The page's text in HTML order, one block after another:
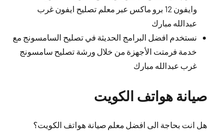
وايفون 12 برو ماكس عبر معلم تصليح ايفون غرب
عبدالله مبارك
نستخدم افضل البرامج الحديثة في تصليح السامسونج مع
خدمة فرمتت الأجهزة من خلال ورشة تصليح سامسونج
غرب عبدالله مبارك
صيانة هواتف الكويت
هل انت بحاجة الى افضل معلم صيانة هواتف الكويت؟